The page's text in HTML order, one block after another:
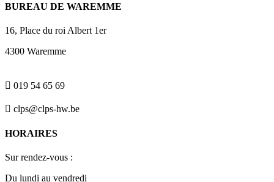
BUREAU DE WAREMME
16, Place du roi Albert 1er
4300 Waremme
 019 54 65 69
 clps@clps-hw.be
HORAIRES
Sur rendez-vous :
Du lundi au vendredi